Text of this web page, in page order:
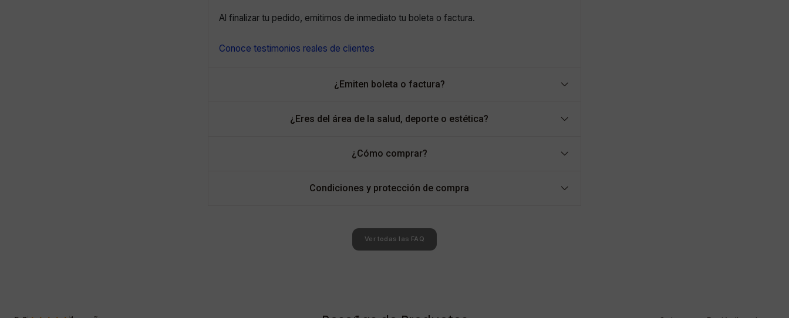
Al finalizar tu pedido, emitimos de inmediato tu boleta o factura.
Conoce testimonios reales de clientes
¿Emiten boleta o factura?
¿Eres del área de la salud, deporte o estética?
¿Cómo comprar?
Condiciones y protección de compra
Ver todas las FAQ